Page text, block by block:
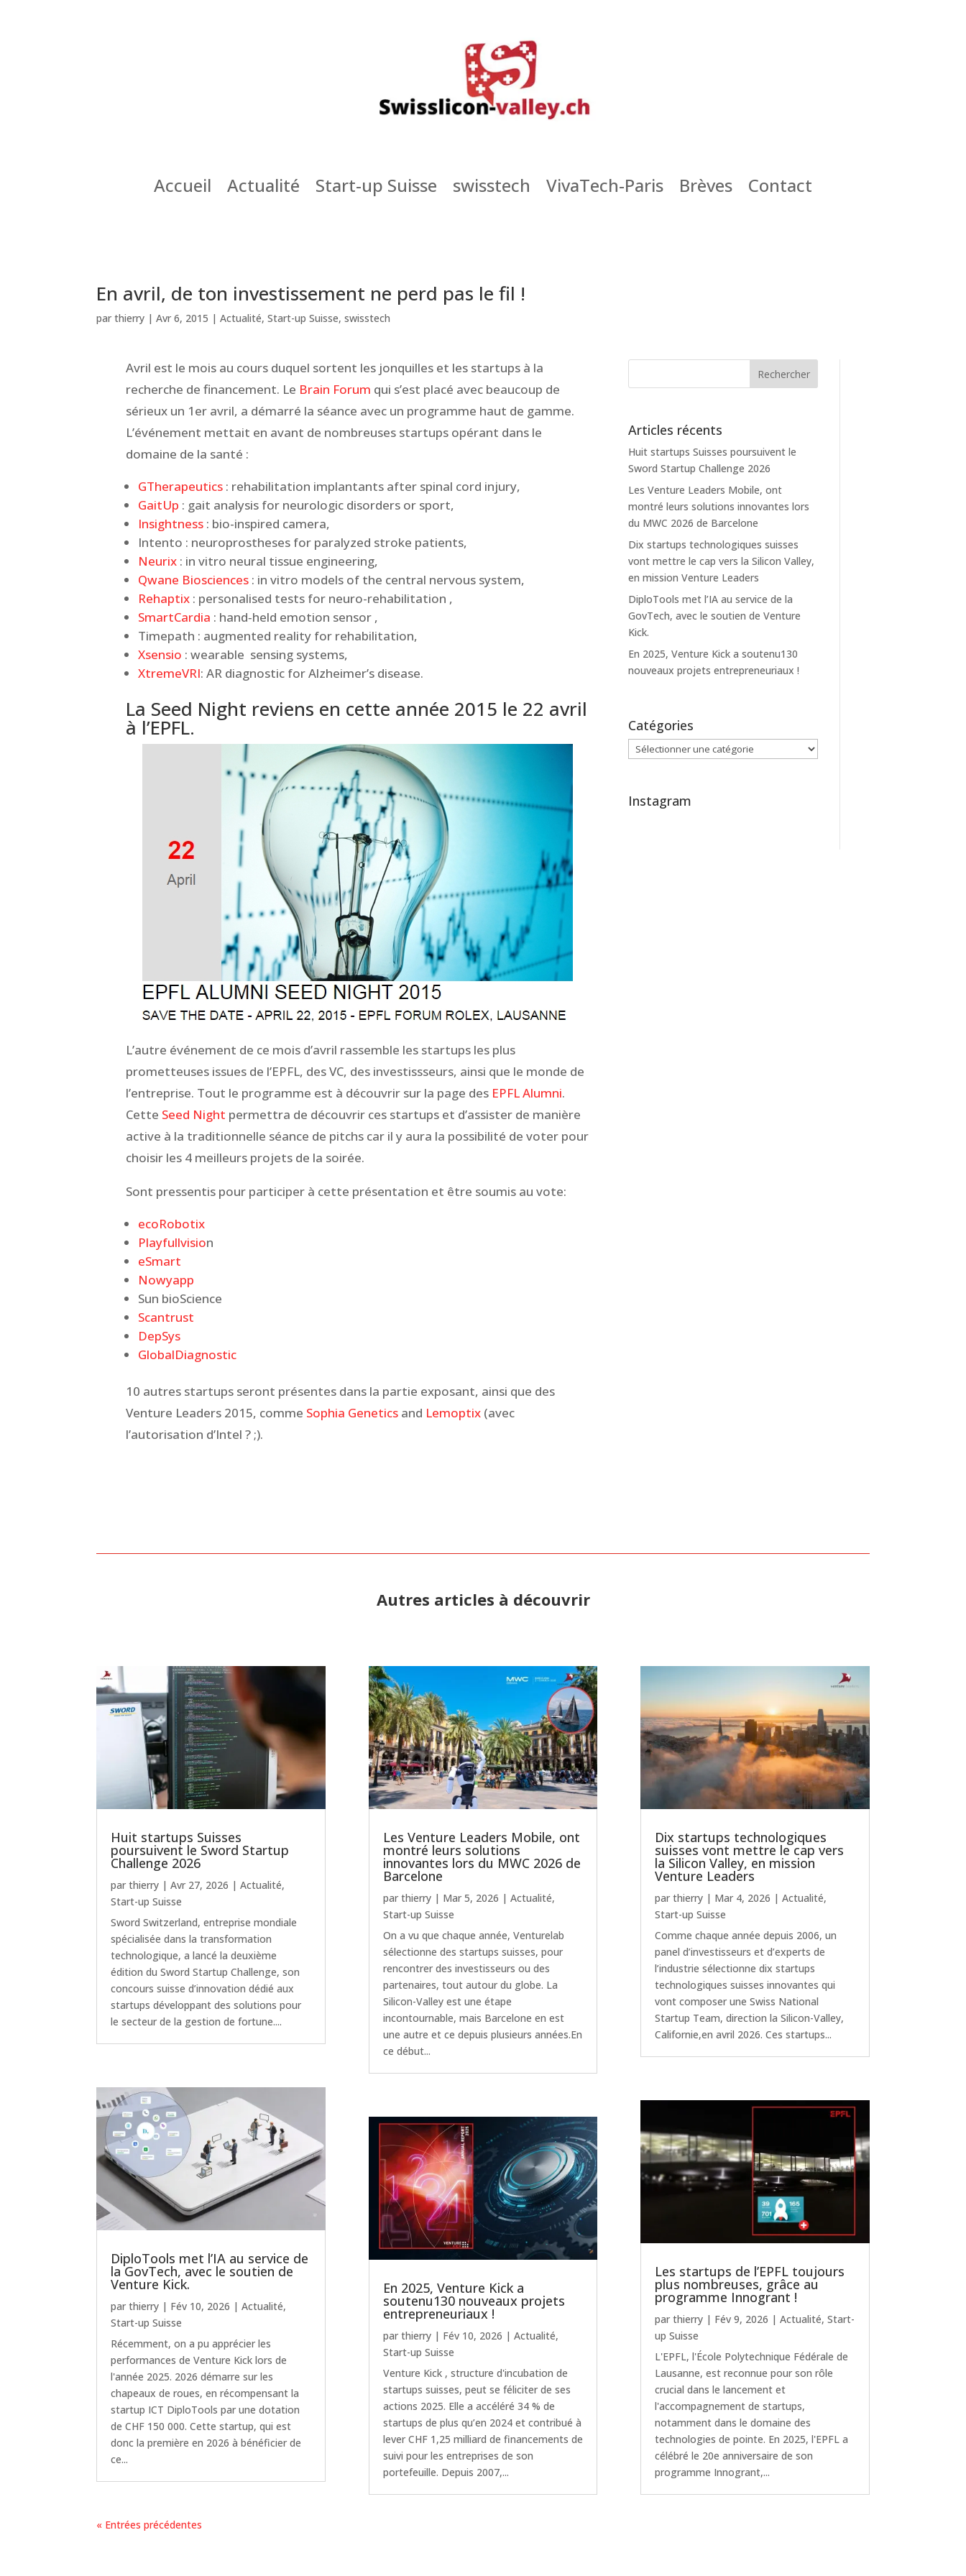
Accueil Actualité Start-up Suisse swisstech VivaTech-Paris Brèves Contact
En avril, de ton investissement ne perd pas le fil !
parthierry |Avr 6, 2015 |Actualité,Start-up Suisse,swisstech
Avril est le mois au cours duquel sortent les jonquilles et les startups à la
recherche de financement. Le Brain Forum qui s’est placé avec beaucoup de
sérieux un 1er avril, a démarré la séance avec un programme haut de gamme.
L’événement mettait en avant de nombreuses startups opérant dans le
domaine de la santé :
GTherapeutics : rehabilitation implantants after spinal cord injury,
GaitUp : gait analysis for neurologic disorders or sport,
Insightness : bio-inspired camera,
Intento : neuroprostheses for paralyzed stroke patients,
Neurix : in vitro neural tissue engineering,
Qwane Biosciences : in vitro models of the central nervous system,
Rehaptix : personalised tests for neuro-rehabilitation ,
SmartCardia : hand‐held emotion sensor ,
Timepath : augmented reality for rehabilitation,
Xsensio : wearable sensing systems,
XtremeVRI: AR diagnostic for Alzheimer’s disease.
La Seed Night reviens en cette année 2015 le 22 avril
à l’EPFL.
L’autre événement de ce mois d’avril rassemble les startups les plus
prometteuses issues de l’EPFL, des VC, des investissseurs, ainsi que le monde de
l’entreprise. Tout le programme est à découvrir sur la page des EPFL Alumni.
Cette Seed Night permettra de découvrir ces startups et d’assister de manière
active à la traditionnelle séance de pitchs car il y aura la possibilité de voter pour
choisir les 4 meilleurs projets de la soirée.
Sont pressentis pour participer à cette présentation et être soumis au vote:
ecoRobotix
Playfullvision
eSmart
Nowyapp
Sun bioScience
Scantrust
DepSys
GlobalDiagnostic
10 autres startups seront présentes dans la partie exposant, ainsi que des
Venture Leaders 2015, comme Sophia Genetics and Lemoptix (avec
l’autorisation d’Intel ? ;).
Articles récents
Huit startups Suisses poursuivent le
Sword Startup Challenge 2026
Les Venture Leaders Mobile, ont
montré leurs solutions innovantes lors
du MWC 2026 de Barcelone
Dix startups technologiques suisses
vont mettre le cap vers la Silicon Valley,
en mission Venture Leaders
DiploTools met l’IA au service de la
GovTech, avec le soutien de Venture
Kick.
En 2025, Venture Kick a soutenu130
nouveaux projets entrepreneuriaux !
Catégories
Catégories
Instagram
Autres articles à découvrir
Huit startups Suisses
poursuivent le Sword Startup
Challenge 2026
parthierry |Avr 27, 2026 |Actualité,
Start-up Suisse
Sword Switzerland, entreprise mondiale
spécialisée dans la transformation
technologique, a lancé la deuxième
édition du Sword Startup Challenge, son
concours suisse d’innovation dédié aux
startups développant des solutions pour
le secteur de la gestion de fortune....
DiploTools met l’IA au service de
la GovTech, avec le soutien de
Venture Kick.
parthierry | Fév 10, 2026 |Actualité,
Start-up Suisse
Récemment, on a pu apprécier les
performances de Venture Kick lors de
l'année 2025. 2026 démarre sur les
chapeaux de roues, en récompensant la
startup ICT DiploTools par une dotation
de CHF 150 000. Cette startup, qui est
donc la première en 2026 à bénéficier de
ce...
Les Venture Leaders Mobile, ont
montré leurs solutions
innovantes lors du MWC 2026 de
Barcelone
par thierry| Mar 5, 2026 | Actualité,
Start-up Suisse
On a vu que chaque année, Venturelab
sélectionne des startups suisses, pour
rencontrer des investisseurs ou des
partenaires, tout autour du globe. La
Silicon-Valley est une étape
incontournable, mais Barcelone en est
une autre et ce depuis plusieurs années.En
ce début...
En 2025, Venture Kick a
soutenu130 nouveaux projets
entrepreneuriaux !
par thierry| Fév 10, 2026 | Actualité,
Start-up Suisse
Venture Kick , structure d'incubation de
startups suisses, peut se féliciter de ses
actions 2025. Elle a accéléré 34 % de
startups de plus qu’en 2024 et contribué à
lever CHF 1,25 milliard de financements de
suivi pour les entreprises de son
portefeuille. Depuis 2007,...
Dix startups technologiques
suisses vont mettre le cap vers
la Silicon Valley, en mission
Venture Leaders
par thierry| Mar 4, 2026 | Actualité,
Start-up Suisse
Comme chaque année depuis 2006, un
panel d’investisseurs et d’experts de
l’industrie sélectionne dix startups
technologiques suisses innovantes qui
vont composer une Swiss National
Startup Team, direction la Silicon-Valley,
Californie,en avril 2026. Ces startups...
Les startups de l’EPFL toujours
plus nombreuses, grâce au
programme Innogrant !
par thierry| Fév 9, 2026 | Actualité, Start-
up Suisse
L'EPFL, l'École Polytechnique Fédérale de
Lausanne, est reconnue pour son rôle
crucial dans le lancement et
l'accompagnement de startups,
notamment dans le domaine des
technologies de pointe. En 2025, l'EPFL a
célébré le 20e anniversaire de son
programme Innogrant,...
« Entrées précédentes